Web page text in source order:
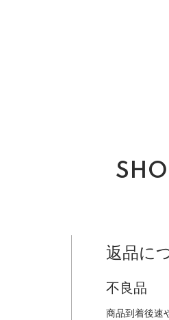
返品に
不良品
商品到着後速